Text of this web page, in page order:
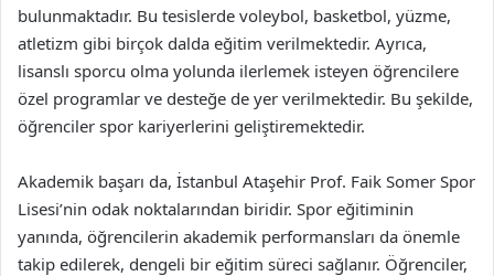
bulunmaktadır. Bu tesislerde voleybol, basketbol, yüzme,
atletizm gibi birçok dalda eğitim verilmektedir. Ayrıca,
lisanslı sporcu olma yolunda ilerlemek isteyen öğrencilere
özel programlar ve desteğe de yer verilmektedir. Bu şekilde,
öğrenciler spor kariyerlerini geliştiremektedir.
Akademik başarı da, İstanbul Ataşehir Prof. Faik Somer Spor
Lisesi’nin odak noktalarından biridir. Spor eğitiminin
yanında, öğrencilerin akademik performansları da önemle
takip edilerek, dengeli bir eğitim süreci sağlanır. Öğrenciler,